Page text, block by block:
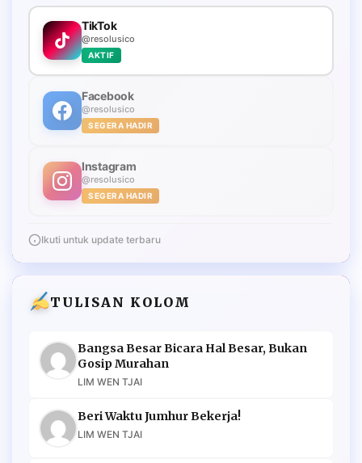
TikTok
@resolusico
AKTIF
Facebook
@resolusico
SEGERA HADIR
Instagram
@resolusico
SEGERA HADIR
Ikuti untuk update terbaru
TULISAN KOLOM
Bangsa Besar Bicara Hal Besar, Bukan
Gosip Murahan
LIM WEN TJAI
Beri Waktu Jumhur Bekerja!
LIM WEN TJAI